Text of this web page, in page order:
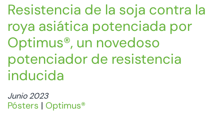
Resistencia de la soja contra la
roya asiática potenciada por
Optimus®, un novedoso
potenciador de resistencia
inducida
Junio 2023
Pósters | Optimus®